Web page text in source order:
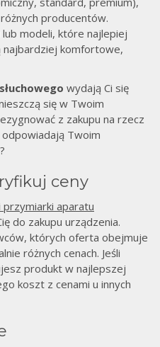
producentów.
modeli, które najlepiej
najbardziej komfortowe,
wydają Ci się
się w Twoim
z zakupu na rzecz
Twoim
ceny
przymiarki aparatu
do zakupu urządzenia.
których oferta obejmuje
różnych cenach. Jeśli
produkt w najlepszej
koszt z cenami u innych